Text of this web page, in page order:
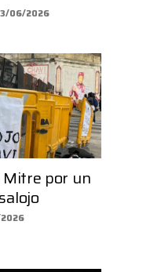
06/2026
Mitre por un